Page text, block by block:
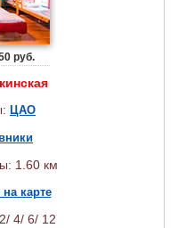
руб.
ЦАО
1.60 км
на карте
4/ 6/ 12